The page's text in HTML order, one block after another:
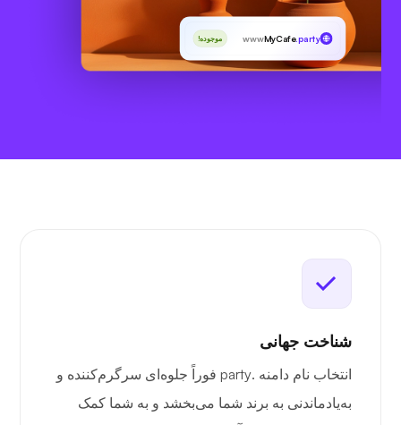
wwwMyCafe.party موجوده!
شناخت جهانی
انتخاب نام دامنه .party فوراً جلوه‌ای سرگرم‌کننده و
به‌یادماندنی به برند شما می‌بخشد و به شما کمک